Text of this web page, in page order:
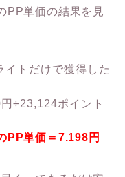
PP単価の結果を見
トだけで獲得した
÷23,124ポイント
PP単価＝7.198円